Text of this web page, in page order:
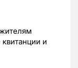
и